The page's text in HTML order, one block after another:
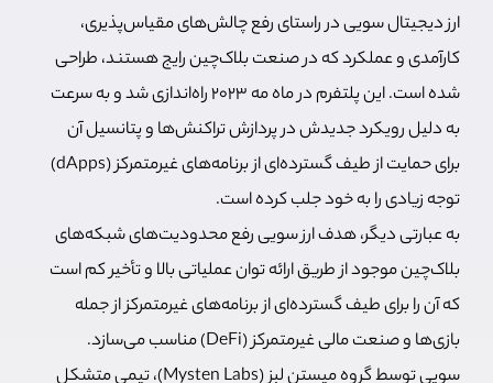
ارز دیجیتال سویی در راستای رفع چالش‌های مقیاس‌پذیری،
کارآمدی و عملکرد که در صنعت بلاک‌چین رایج هستند، طراحی
شده است. این پلتفرم در ماه مه ۲۰۲۳ راه‌اندازی شد و به سرعت
به دلیل رویکرد جدیدش در پردازش تراکنش‌ها و پتانسیل آن
برای حمایت از طیف گسترده‌ای از برنامه‌های غیرمتمرکز (dApps)
توجه زیادی را به خود جلب کرده است.
به عبارتی دیگر، هدف ارز سویی رفع محدودیت‌های شبکه‌های
بلاک‌چین موجود از طریق ارائه توان عملیاتی بالا و تأخیر کم است
که آن را برای طیف گسترده‌ای از برنامه‌های غیرمتمرکز از جمله
بازی‌ها و صنعت مالی غیرمتمرکز (DeFi) مناسب می‌سازد.
سویی توسط گروه میستن لبز (Mysten Labs)، تیمی متشکل